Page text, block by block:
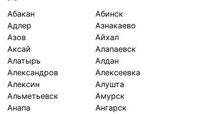
Абакан
Абинск
Адлер
Азнакаево
Азов
Айхал
Аксай
Алапаевск
Алатырь
Алдан
Александров
Алексеевка
Алексин
Алушта
Альметьевск
Амурск
Анапа
Ангарск